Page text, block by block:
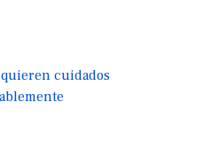
cuidados